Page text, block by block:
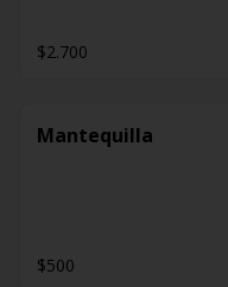
$2.700
Mantequilla
$500